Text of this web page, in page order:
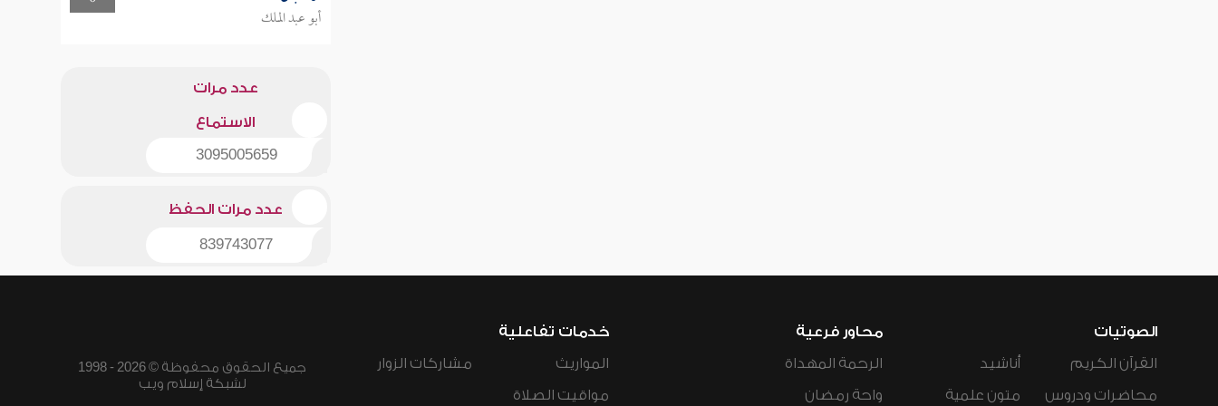
أبو عبد الملك
عدد مرات
الاستماع
3095005659
عدد مرات الحفظ
839743077
الصوتيات
القرآن الكريم
محاضرات ودروس
أناشيد
متون علمية
محاور فرعية
الرحمة المهداة
واحة رمضان
خدمات تفاعلية
المواريث
مواقيت الصلاة
مشاركات الزوار
جميع الحقوق محفوظة © 2026 - 1998
لشبكة إسلام ويب